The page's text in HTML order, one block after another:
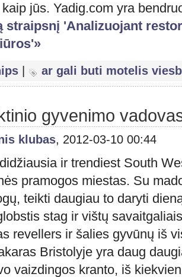
jūs. Yadig.com yra
straipsnį 'Analizuojant
ar gali buti motelis
gyvenimo
klubas, 2012-03-10 00:44
ir trendiest South
pramogos miestas. Su
teikti daugiau to daryti
stag ir vištų
revellers ir šalies gyvūnų iš
Bristolyje yra daug
vaizdingos kranto, iš